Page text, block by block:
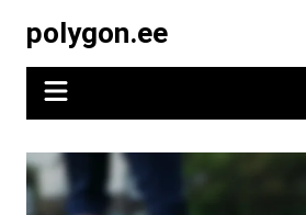
content
polygon.ee